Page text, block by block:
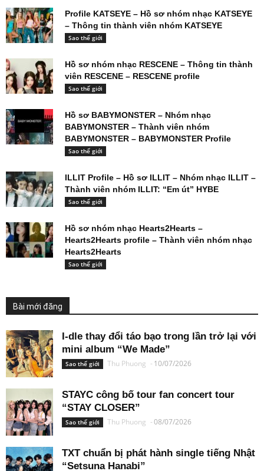
Profile KATSEYE – Hồ sơ nhóm nhạc KATSEYE
– Thông tin thành viên nhóm KATSEYE
Sao thế giới
Hồ sơ nhóm nhạc RESCENE – Thông tin thành
viên RESCENE – RESCENE profile
Sao thế giới
Hồ sơ BABYMONSTER – Nhóm nhạc
BABYMONSTER – Thành viên nhóm
BABYMONSTER – BABYMONSTER Profile
Sao thế giới
ILLIT Profile – Hồ sơ ILLIT – Nhóm nhạc ILLIT –
Thành viên nhóm ILLIT: “Em út” HYBE
Sao thế giới
Hồ sơ nhóm nhạc Hearts2Hearts –
Hearts2Hearts profile – Thành viên nhóm nhạc
Hearts2Hearts
Sao thế giới
Bài mới đăng
I-dle thay đổi táo bạo trong lần trở lại với
mini album “We Made”
Sao thế giới Thu Phuong - 10/07/2026
STAYC công bố tour fan concert tour
“STAY CLOSER”
Sao thế giới Thu Phuong -08/07/2026
TXT chuẩn bị phát hành single tiếng Nhật
“Setsuna Hanabi”